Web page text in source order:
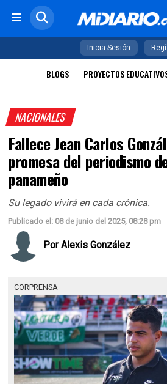
Inicia Sesión
BLOGS PROYECTOS
NACIONALES
Fallece Jean Carlos
promesa del periodismo
panameño
Su legado vivirá en cada crónica.
Publicado el: 08 de junio del 2025, 08:28 pm
PorAlexis González
CORPRENSA